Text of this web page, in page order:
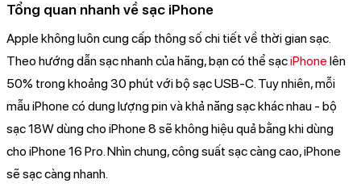
Tổng quan nhanh về sạc iPhone
Apple không luôn cung cấp thông số chi tiết về thời gian sạc.
Theo hướng dẫn sạc nhanh của hãng, bạn có thể sạciPhone lên
50% trong khoảng 30 phút với bộ sạc USB-C. Tuy nhiên, mỗi
mẫu iPhone có dung lượng pin và khả năng sạc khác nhau - bộ
sạc 18W dùng cho iPhone 8 sẽ không hiệu quả bằng khi dùng
cho iPhone 16 Pro. Nhìn chung, công suất sạc càng cao, iPhone
sẽ sạc càng nhanh.